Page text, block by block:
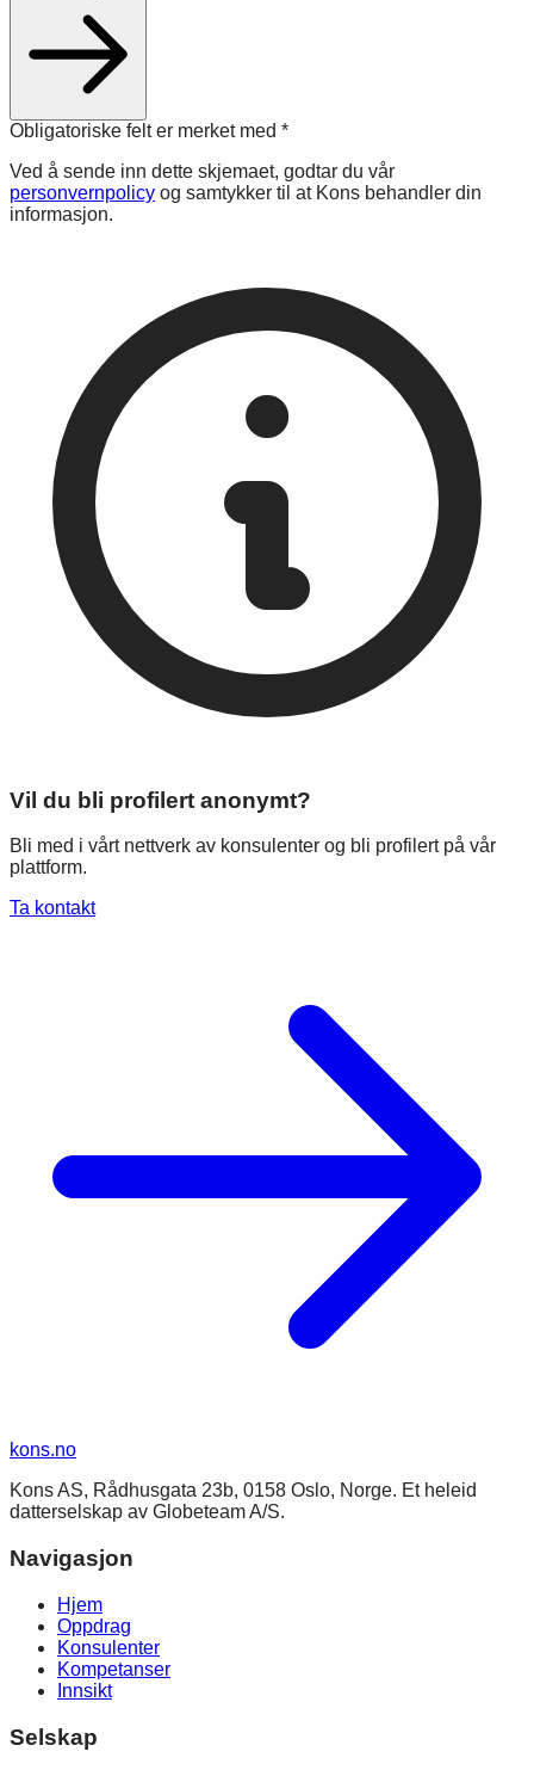
Obligatoriske felt er merket med *
Ved å sende inn dette skjemaet, godtar du vår
personvernpolicy og samtykker til at Kons behandler din
informasjon.
Vil du bli profilert anonymt?
Bli med i vårt nettverk av konsulenter og bli profilert på vår
plattform.
Ta kontakt
kons.no
Kons AS, Rådhusgata 23b, 0158 Oslo, Norge. Et heleid
datterselskap av Globeteam A/S.
Navigasjon
Hjem
Oppdrag
Konsulenter
Kompetanser
Innsikt
Selskap